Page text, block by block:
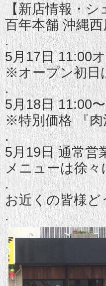
【新店情報・シ
百年本舗 沖縄
.
5月17日 11:00
※オープン初日
.
5月18日 11:00
※特別価格 『肉
.
5月19日 通常営
メニューは徐
.
お近くの皆様
.